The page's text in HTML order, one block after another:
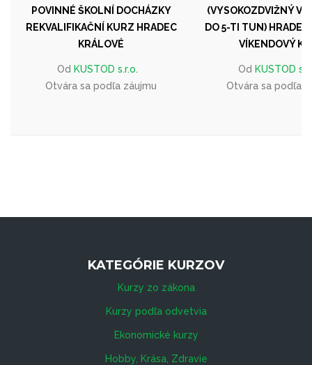
POVINNÉ ŠKOLNÍ DOCHÁZKY
REKVALIFIKAČNÍ KURZ HRADEC
KRÁLOVÉ
Od KUSTOD s.r.o.
Otvára sa podľa záujmu
(VYSOKOZDVIŽNÝ
DO 5-TI TUN) HRADEC
VÍKENDOVÝ
Od KUSTOD
Otvára sa podľa
KATEGÓRIE KURZOV
Kurzy zo zákona
Kurzy podľa odvetvia
Ekonomické kurzy
Hobby, Krása, Zdravie